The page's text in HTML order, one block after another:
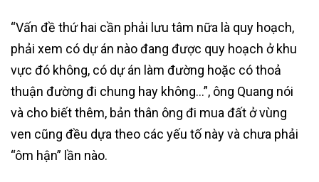
“Vấn đề thứ hai cần phải lưu tâm nữa là quy hoạch,
phải xem có dự án nào đang được quy hoạch ở khu
vực đó không, có dự án làm đường hoặc có thoả
thuận đường đi chung hay không…”, ông Quang nói
và cho biết thêm, bản thân ông đi mua đất ở vùng
ven cũng đều dựa theo các yếu tố này và chưa phải
“ôm hận” lần nào.